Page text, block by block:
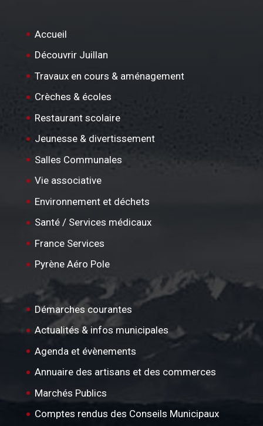
Accueil
Découvrir Juillan
Travaux en cours & aménagement
Crèches & écoles
Restaurant scolaire
Jeunesse & divertissement
Salles Communales
Vie associative
Environnement et déchets
Santé / Services médicaux
France Services
Pyrène Aéro Pole
Démarches courantes
Actualités & infos municipales
Agenda et évènements
Annuaire des artisans et des commerces
Marchés Publics
Comptes rendus des Conseils Municipaux